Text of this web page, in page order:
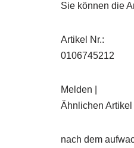
Sie können die
Artikel Nr.:
0106745212
Melden |
Ähnlichen Artikel
nach dem